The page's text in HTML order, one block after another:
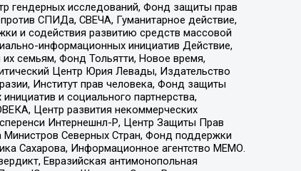
гендерных исследований, Фонд защиты прав
СПИДа, СВЕЧА, Гуманитарное действие,
и содействия развитию средств массовой
информационных инициатив Действие,
семьям, Фонд Тольятти, Новое время,
Центр Юрия Левады, Издательство
Институт прав человека, Фонд защиты
и социального партнерства,
Центр развития некоммерческих
Интернешнл-Р, Центр Защиты Прав
Министров Северных Стран, Фонд поддержки
Сахарова, Информационное агентство МЕМО.
Евразийская антимонопольная